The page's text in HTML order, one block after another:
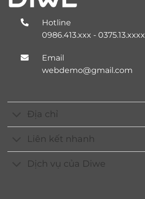
Hotline
0986.413.xxx - 0375.13.xxxx
Email
webdemo@gmail.com
Địa chỉ
Liên kết nhanh
Dịch vụ của Diwe